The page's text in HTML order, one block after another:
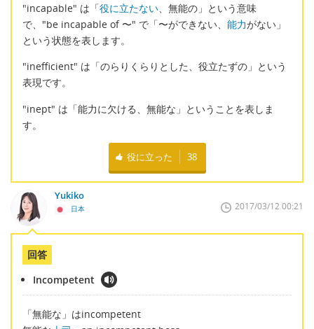
"incapable" は「役に立たない、無能の」という意味
で、"be incapable of 〜" で「〜ができない、 能力がない」
という状態を表します。
"inefficient" は「のらりくらりとした、役立たずの」という
表現です。
"inept" は「能力に欠ける、無能な」ということを表しま
す。
役に立った 38
Yukiko
日本 2017/03/12 00:21
回答
Incompetent
「無能な」はincompetent